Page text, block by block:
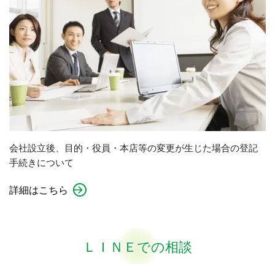
会社設立後、目的・役員・本店等の変更が生じた場合の登記
手続きについて
詳細はこちら
ＬＩＮＥでの相談